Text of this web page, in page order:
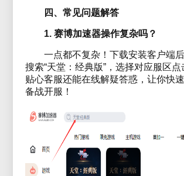
四、常见问题解答
1. 赛博加速器操作复杂吗？
一点都不复杂！下载安装客户端
搜索“天堂：经典版”，选择对应服区点
贴心客服还能在线解疑答惑，让你快
备战开服！